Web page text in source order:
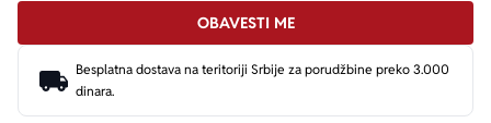
OBAVESTI ME
Besplatna dostava na teritoriji Srbije za porudžbine preko 3.000
dinara.